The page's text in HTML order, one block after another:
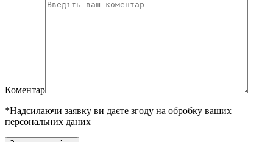
Коментар
*Надсилаючи заявку ви даєте згоду на обробку ваших
персональних даних